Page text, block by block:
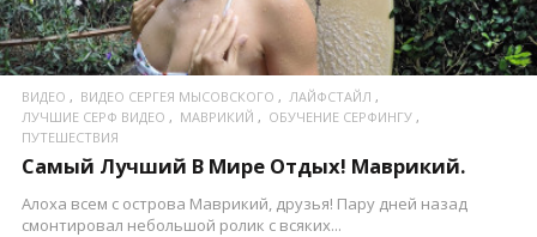
ВИДЕО ВИДЕО СЕРГЕЯ МЫСОВСКОГО
ЛАЙФСТАЙЛ
ЛУЧШИЕ СЕРФ ВИДЕО
МАВРИКИЙ
ОБУЧЕНИЕ СЕРФИНГУ
ПУТЕШЕСТВИЯ
Самый Лучший В Мире Отдых! Маврикий.
Алоха всем с острова Маврикий, друзья! Пару дней назад
смонтировал небольшой ролик с всяких...